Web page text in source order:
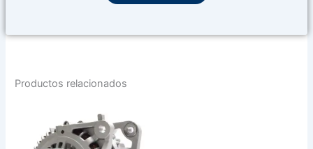
Productos relacionados